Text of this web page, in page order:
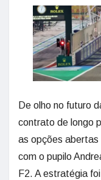
De olho no futuro
contrato de longo
as opções
com o pupilo
F2. A estratégia